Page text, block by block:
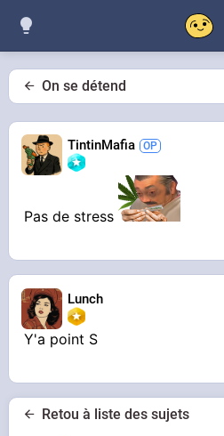
On se détend
TintinMafia
Pas de stress
Lunch
Y'a point S
Retou à liste des sujets